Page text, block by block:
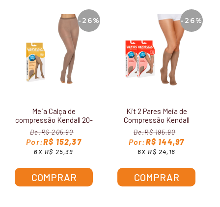
-26%
Meia Calça de
compressão Kendall 20-
30 mmHg sem ponteira
1891
R$ 205,90
R$ 152,37
6X R$ 25,39
COMPRAR
-26%
Kit 2 Pares Meia de
Compressão Kendall
3/4 15-20 mmHg
Feminina 1671
R$ 195,90
R$ 144,97
6X R$ 24,16
COMPRAR